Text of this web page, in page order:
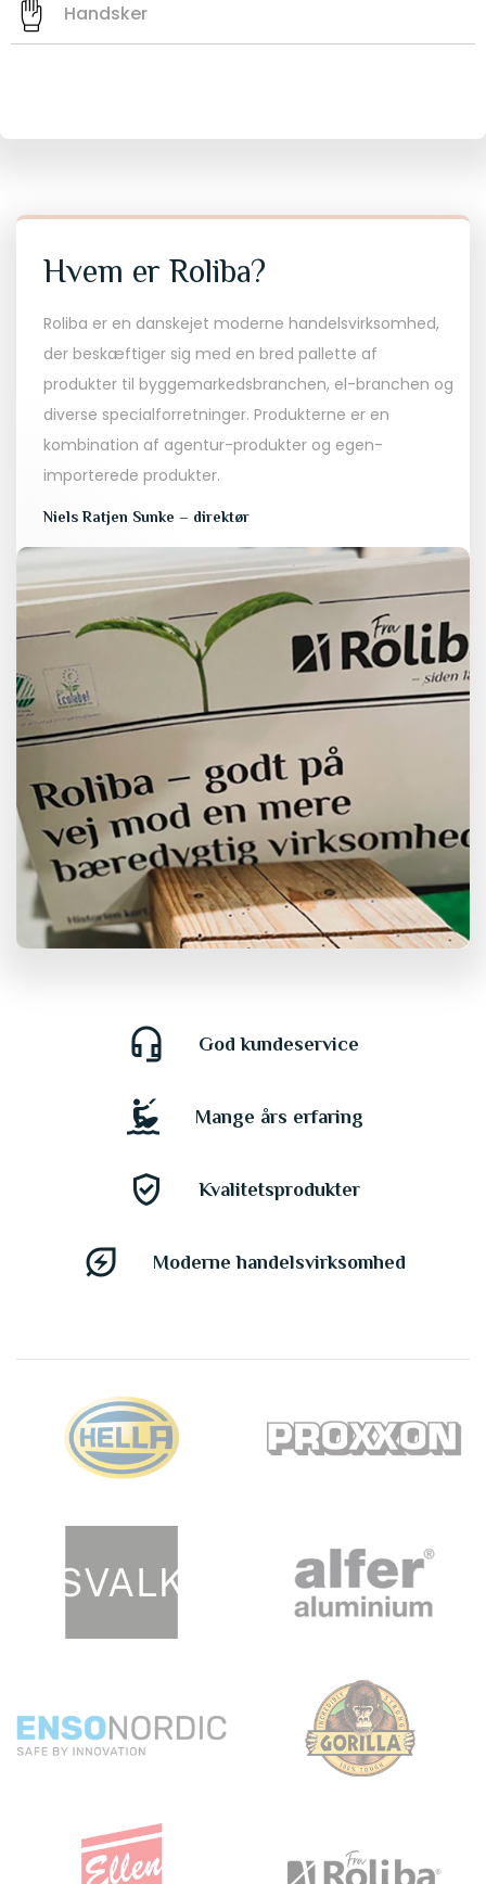
Handsker
Hvem er Roliba?
Roliba er en danskejet moderne handelsvirksomhed,
der beskæftiger sig med en bred pallette af
produkter til byggemarkedsbranchen, el-branchen og
diverse specialforretninger. Produkterne er en
kombination af agentur-produkter og egen-
importerede produkter.
Niels Ratjen Sunke – direktør
headset_mic God kundeservice
kitesurfing Mange års erfaring
gpp_good Kvalitetsprodukter
energy_savings_leaf Moderne handelsvirksomhed